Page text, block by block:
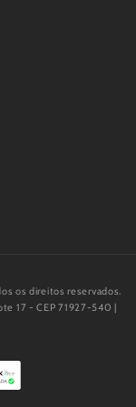
os direitos reservados.
17 - CEP 71927-540 |